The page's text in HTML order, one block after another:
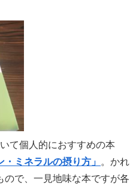
て個人的におすすめの本
・ミネラルの摂り方」 。かれ
ので、一見地味な本ですが各